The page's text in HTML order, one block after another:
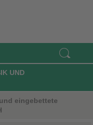
UND
eingebettete